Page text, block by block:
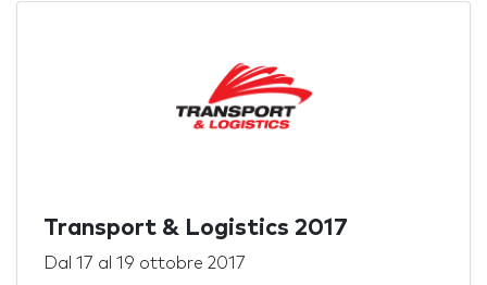
Transport & Logistics 2017
Dal 17 al 19 ottobre 2017